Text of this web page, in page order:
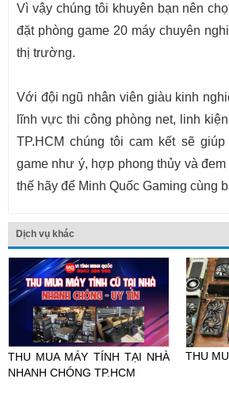
Vì vậy chúng tôi khuyên bạn nên
đặt phòng game 20 máy chuyên
thị trường.
Với đội ngũ nhân viên giàu kinh
lĩnh vực thi công phòng net, linh
TP.HCM chúng tôi cam kết sẽ
game như ý, hợp phong thủy và
thế hãy để Minh Quốc Gaming cùng
Dịch vụ khác
THU MUA MÁY TÍNH TẠI NHÀ
NHANH CHÓNG TP.HCM
THU